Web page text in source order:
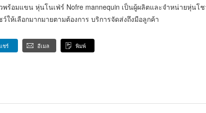
ร้อมแขน หุ่นโนเฟ่ร์ Nofre mannequin เป็นผู้ผลิตและจำหน่ายหุ่นโ
ห้เลือกมากมายตามต้องการ บริการจัดส่งถึงมือลูกค้า
แชร์ อีเมล พิมพ์